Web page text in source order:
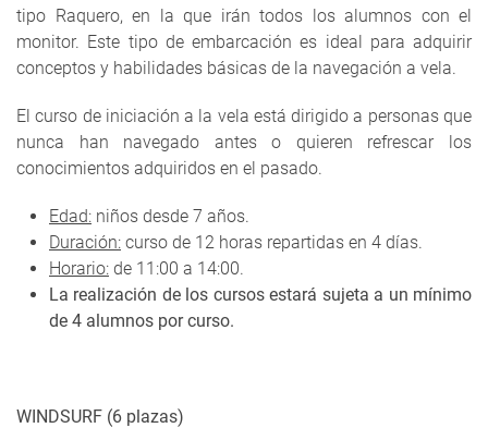
tipo Raquero, en la que irán todos los alumnos con el
monitor. Este tipo de embarcación es ideal para adquirir
conceptos y habilidades básicas de la navegación a vela.
El curso de iniciación a la vela está dirigido a personas que
nunca han navegado antes o quieren refrescar los
conocimientos adquiridos en el pasado.
Edad: niños desde 7 años.
Duración: curso de 12 horas repartidas en 4 días.
Horario: de 11:00 a 14:00.
La realización de los cursos estará sujeta a un mínimo
de 4 alumnos por curso.
WINDSURF (6 plazas)